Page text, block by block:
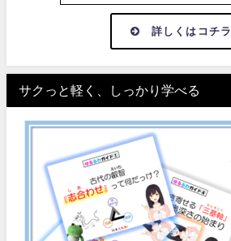
詳しくはコチラ
サクっと軽く、しっかり学べる